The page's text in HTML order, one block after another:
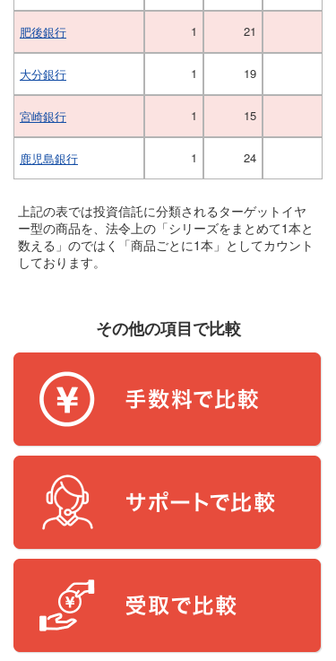
肥後銀行 1 21
大分銀行 1 19
宮崎銀行 1 15
鹿児島銀行 1 24
上記の表では投資信託に分類されるターゲットイヤ
ー型の商品を、法令上の「シリーズをまとめて1本と
数える」のではく「商品ごとに1本」としてカウント
しております。
その他の項目で比較